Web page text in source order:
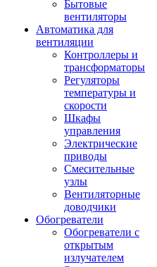
Бытовые
вентиляторы
Автоматика для
вентиляции
Контроллеры и
трансформаторы
Регуляторы
температуры и
скорости
Шкафы
управления
Электрические
приводы
Смесительные
узлы
Вентиляторные
доводчики
Обогреватели
Обогреватели с
открытым
излучателем